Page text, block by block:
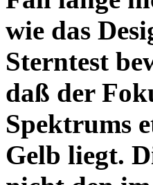
wie das
Sterntest
daß der
Spektrums
Gelb liegt.